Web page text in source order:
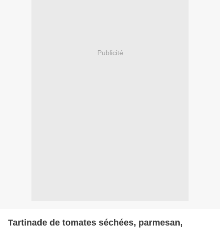
Publicité
Tartinade de tomates séchées, parmesan,